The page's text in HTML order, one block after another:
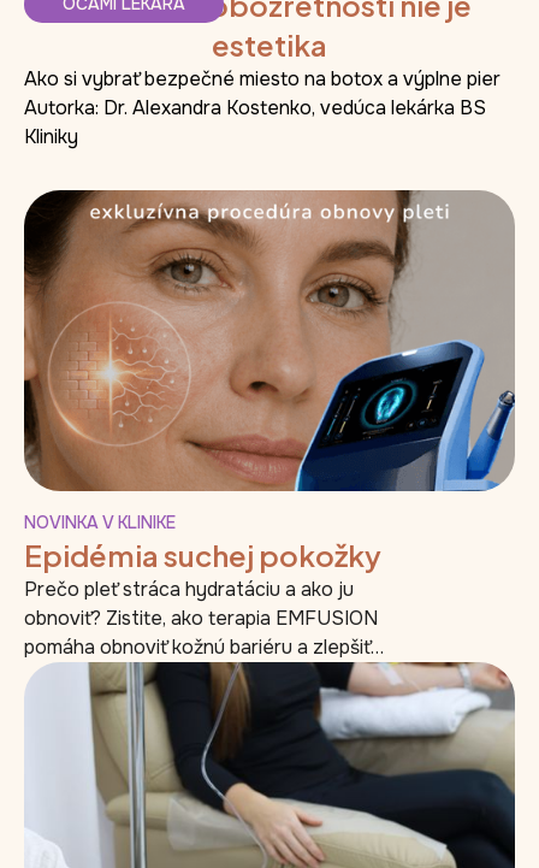
estetika
Ako si vybrať bezpečné miesto na botox a výplne pier
Autorka: Dr. Alexandra Kostenko, vedúca lekárka BS
Kliniky
NOVINKA V KLINIKE
Epidémia suchej pokožky
Prečo pleť stráca hydratáciu a ako ju
obnoviť? Zistite, ako terapia EMFUSION
pomáha obnoviť kožnú bariéru a zlepšiť
kvalitu pleti v BS KLINIKE v Bratislave.